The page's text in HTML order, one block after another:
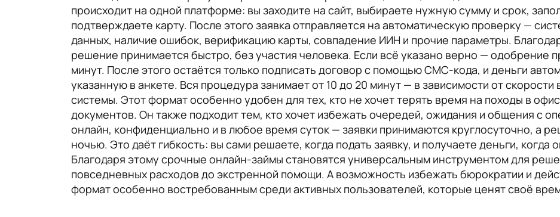
происходит на одной платформе: вы заходите на сайт, выбираете нужную сумму и срок,
подтверждаете карту. После этого заявка отправляется на автоматическую проверку —
данных, наличие ошибок, верификацию карты, совпадение ИИН и прочие параметры.
решение принимается быстро, без участия человека. Если всё указано верно — одобрение
минут. После этого остаётся только подписать договор с помощью СМС-кода, и деньги
указанную в анкете. Вся процедура занимает от 10 до 20 минут — в зависимости от
системы. Этот формат особенно удобен для тех, кто не хочет терять время на походы в
документов. Он также подходит тем, кто хочет избежать очередей, ожидания и общения с
онлайн, конфиденциально и в любое время суток — заявки принимаются круглосуточно, а
ночью. Это даёт гибкость: вы сами решаете, когда подать заявку, и получаете деньги, когда
Благодаря этому срочные онлайн-займы становятся универсальным инструментом для
повседневных расходов до экстренной помощи. А возможность избежать бюрократии и
формат особенно востребованным среди активных пользователей, которые ценят своё